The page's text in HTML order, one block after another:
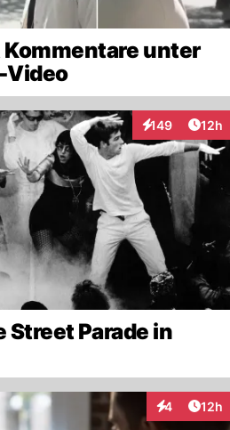
unter
Video
149
Interaktionen
12h
Street Parade in
4
Interaktionen
12h